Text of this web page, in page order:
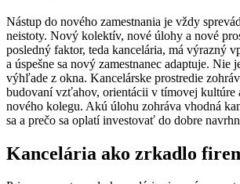
Nástup do nového zamestnania je vždy
neistoty. Nový kolektív, nové úlohy a nové
posledný faktor, teda kancelária, má výrazný
a úspešne sa nový zamestnanec adaptuje. Nie
výhľade z okna. Kancelárske prostredie
budovaní vzťahov, orientácii v tímovej kultúre
nového kolegu. Akú úlohu zohráva vhodná
sa a prečo sa oplatí investovať do dobre
Kancelária ako zrkadlo